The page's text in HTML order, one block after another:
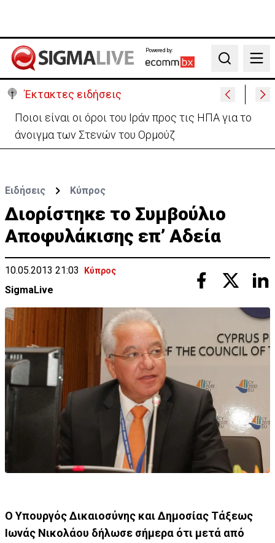
Powered by:
Search
Έκτακτες ειδήσεις
Υψηλές οι θερμοκρασίες με αυξημένη υγρασία
-«Στα παράλια είναι δύσκολα»
Ειδήσεις Κύπρος
Διορίστηκε το Συμβούλιο
Αποφυλάκισης επ’ Αδεία
10.05.2013 21:03 Κύπρος
SigmaLive
Ο Υπουργός Δικαιοσύνης και Δημοσίας Τάξεως
Ιωνάς Νικολάου δήλωσε σήμερα ότι μετά από